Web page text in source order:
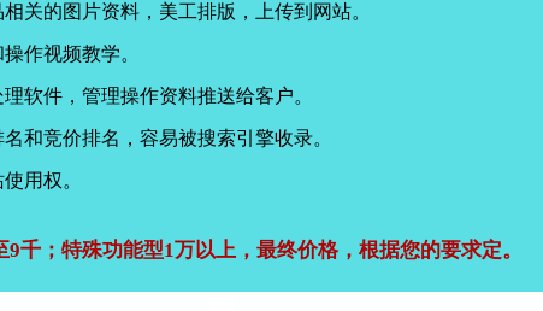
关的图片资料，美工排版，上传到网站。
作视频教学。
软件，管理操作资料推送给客户。
和竞价排名，容易被搜索引擎收录。
用权。
千；特殊功能型1万以上，最终价格，根据您的要求定。